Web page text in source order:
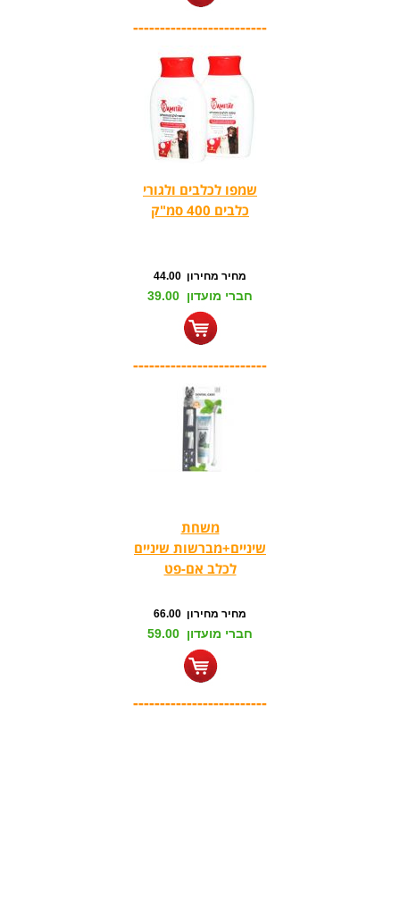
-------------------------
שמפו לכלבים ולגורי
כלבים 400 סמ"ק
מחיר מחירון 44.00
חברי מועדון 39.00
-------------------------
משחת
שיניים+מברשות שיניים
לכלב אם-פט
מחיר מחירון 66.00
חברי מועדון 59.00
-------------------------